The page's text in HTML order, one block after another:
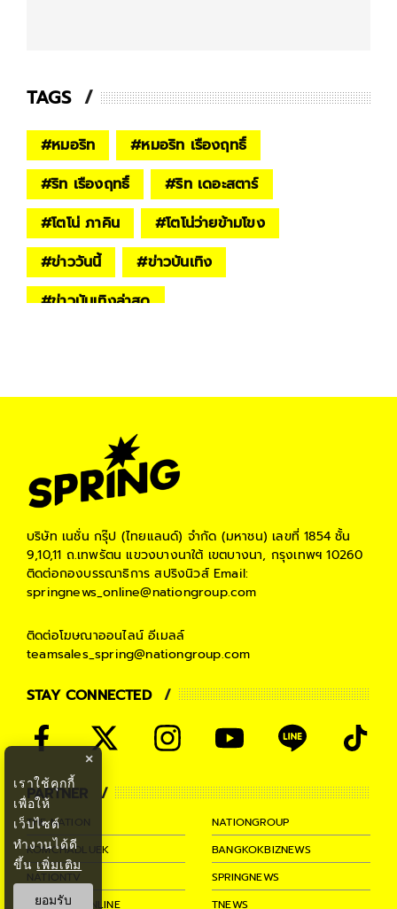
TAGS
#หมอริท #หมอริท เรืองฤทธิ์
#ริท เรืองฤทธิ์ #ริท เดอะสตาร์
#โตโน่ ภาคิน #โตโน่ว่ายข้ามโขง
#ข่าววันนี้ #ข่าวบันเทิง
#ข่าวบันเทิงล่าสุด
บริษัท เนชั่น กรุ๊ป (ไทยแลนด์) จำกัด (มหาชน) เลขที่ 1854 ชั้น
9,10,11 ถ.เทพรัตน แขวงบางนาใต้ เขตบางนา, กรุงเทพฯ 10260
ติดต่อกองบรรณาธิการ สปริงนิวส์Email:
springnews_online@nationgroup.com
ติดต่อโฆษณาออนไลน์ อีเมลล์
teamsales_spring@nationgroup.com
STAY CONNECTED
PARTNER
THE NATION
NATIONGROUP
KOMCHADLUEK
BANGKOKBIZNEWS
NATIONTV
SPRINGNEWS
THAINEWSONLINE
TNEWS
×
เราใช้คุกกี้
เพื่อให้
เว็บไซต์
ทำงานได้ดี
ขึ้น เพิ่มเติม
ยอมรับ